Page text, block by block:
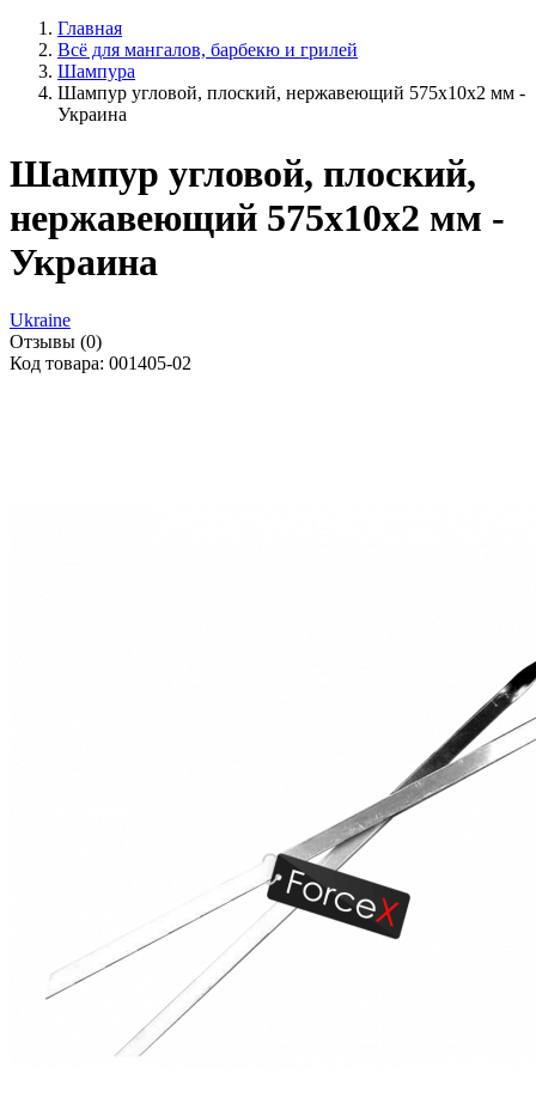
Главная
Всё для мангалов, барбекю и грилей
Шампура
Шампур угловой, плоский, нержавеющий 575x10x2 мм -
Украина
Шампур угловой, плоский,
нержавеющий 575x10x2 мм -
Украина
Ukraine
Отзывы (0)
Код товара: 001405-02